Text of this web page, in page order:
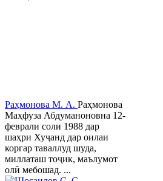
Раҳмонова М. А. Раҳмонова
Маҳфуза Абдуманоновна 12-
феврали соли 1988 дар
шаҳри Хуҷанд дар оилаи
коргар таваллуд шуда,
миллаташ тоҷик, маълумот
олӣ мебошад. ...